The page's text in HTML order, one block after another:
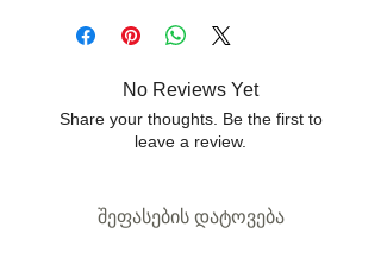
No Reviews Yet
Share your thoughts. Be the first to
leave a review.
შეფასების დატოვება